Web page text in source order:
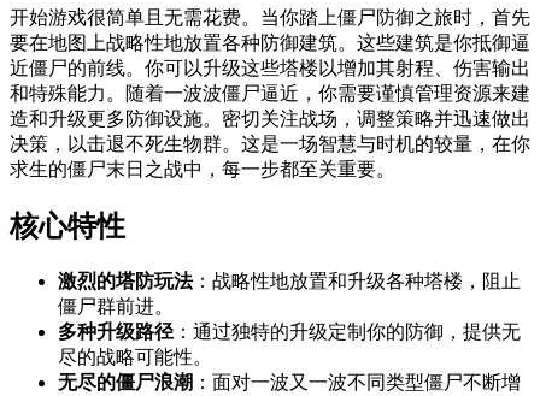
开始游戏很简单且无需花费。当你踏上僵尸防御之旅时，首先
要在地图上战略性地放置各种防御建筑。这些建筑是你抵御逼
近僵尸的前线。你可以升级这些塔楼以增加其射程、伤害输出
和特殊能力。随着一波波僵尸逼近，你需要谨慎管理资源来建
造和升级更多防御设施。密切关注战场，调整策略并迅速做出
决策，以击退不死生物群。这是一场智慧与时机的较量，在你
求生的僵尸末日之战中，每一步都至关重要。
核心特性
激烈的塔防玩法：战略性地放置和升级各种塔楼，阻止
僵尸群前进。
多种升级路径 ：通过独特的升级定制你的防御，提供无
尽的战略可能性。
无尽的僵尸浪潮 ：面对一波又一波不同类型僵尸不断增